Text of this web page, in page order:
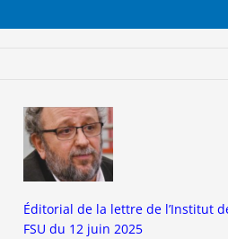
Éditorial de la lettre de l’Institut
FSU du 12 juin 2025